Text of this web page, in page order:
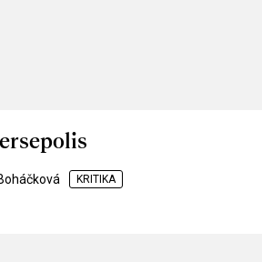
KRITIKA